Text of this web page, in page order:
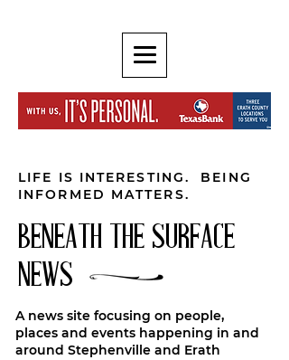
LIFE IS INTERESTING. BEING
INFORMED MATTERS.
BENEATH THE SURFACE
NEWS
A news site focusing on people,
places and events happening in and
around Stephenville and Erath